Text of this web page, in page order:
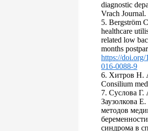
diagnostic
Vrach
5. Bergström
healthcare
related low
months
https://
016-0088-9
6. Хитров Н.
Consilium
7. Суслова
Заузолкова
методов
синдрома в